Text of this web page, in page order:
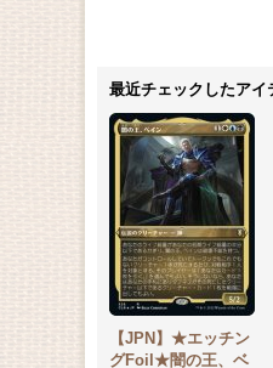
最近チェックしたアイ
【JPN】★エッチン
グFoil★闇の王、ベ